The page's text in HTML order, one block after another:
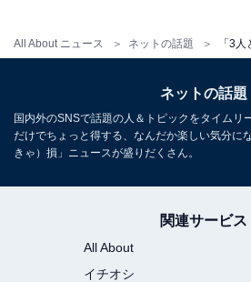
All About ニュース ネットの話題
ネットの話題
国内外のSNSで話題の人＆トピックをタイムリ
だけでちょっと得する、なんだか楽しい気分に
きゃ）損」ニュースが盛りだくさん。
関連サービス
All About
イチオシ